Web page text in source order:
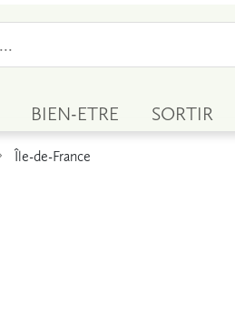
BIEN-ETRE SORTIR
Île-de-France